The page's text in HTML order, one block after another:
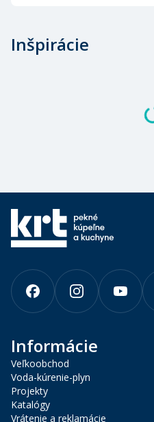
Inšpirácie
Informácie
Veľkoobchod
Voda-kúrenie-plyn
Projekty
Katalógy
Vrátenie a reklamácie